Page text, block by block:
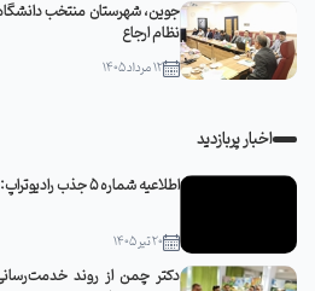
جوین، شهرستان منتخب
نظام ارجاع
12 مرداد 1405
اخبار پربازدید
اطلاعیه شماره 5 جذب رادیوتراپ: اعلام نتایج نهایی کارشناس رادیوتراپی
20 تیر 1405
دکتر چمن از روند